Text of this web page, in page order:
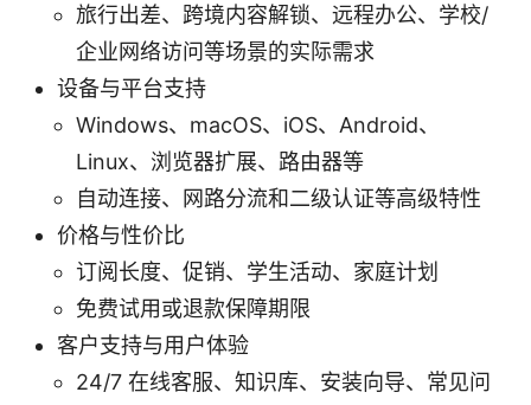
旅行出差、跨境内容解锁、远程办公、学校/
企业网络访问等场景的实际需求
设备与平台支持
Windows、macOS、iOS、Android、
Linux、浏览器扩展、路由器等
自动连接、网路分流和二级认证等高级特性
价格与性价比
订阅长度、促销、学生活动、家庭计划
免费试用或退款保障期限
客户支持与用户体验
24/7 在线客服、知识库、安装向导、常见问